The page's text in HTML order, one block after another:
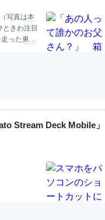
写真は本
きわ注目
った東大
学院の八
ト上では
ある大学
始早々、八
ギー代
Stream Deck Mobile」